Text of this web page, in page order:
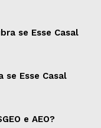
se Esse Casal
se Esse Casal
e AEO?